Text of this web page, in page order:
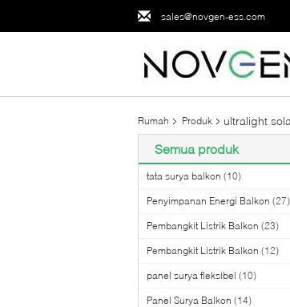
sales@novgen-ess.com
Rumah Produk ultralight
Semua produk
tata surya balkon (10)
Penyimpanan Energi Balkon (27)
Pembangkit Listrik Balkon (23)
Pembangkit Listrik Balkon (12)
panel surya fleksibel (10)
Panel Surya Balkon (14)